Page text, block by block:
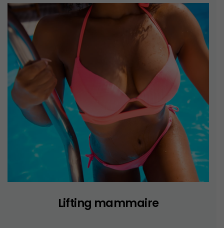
Lifting mammaire